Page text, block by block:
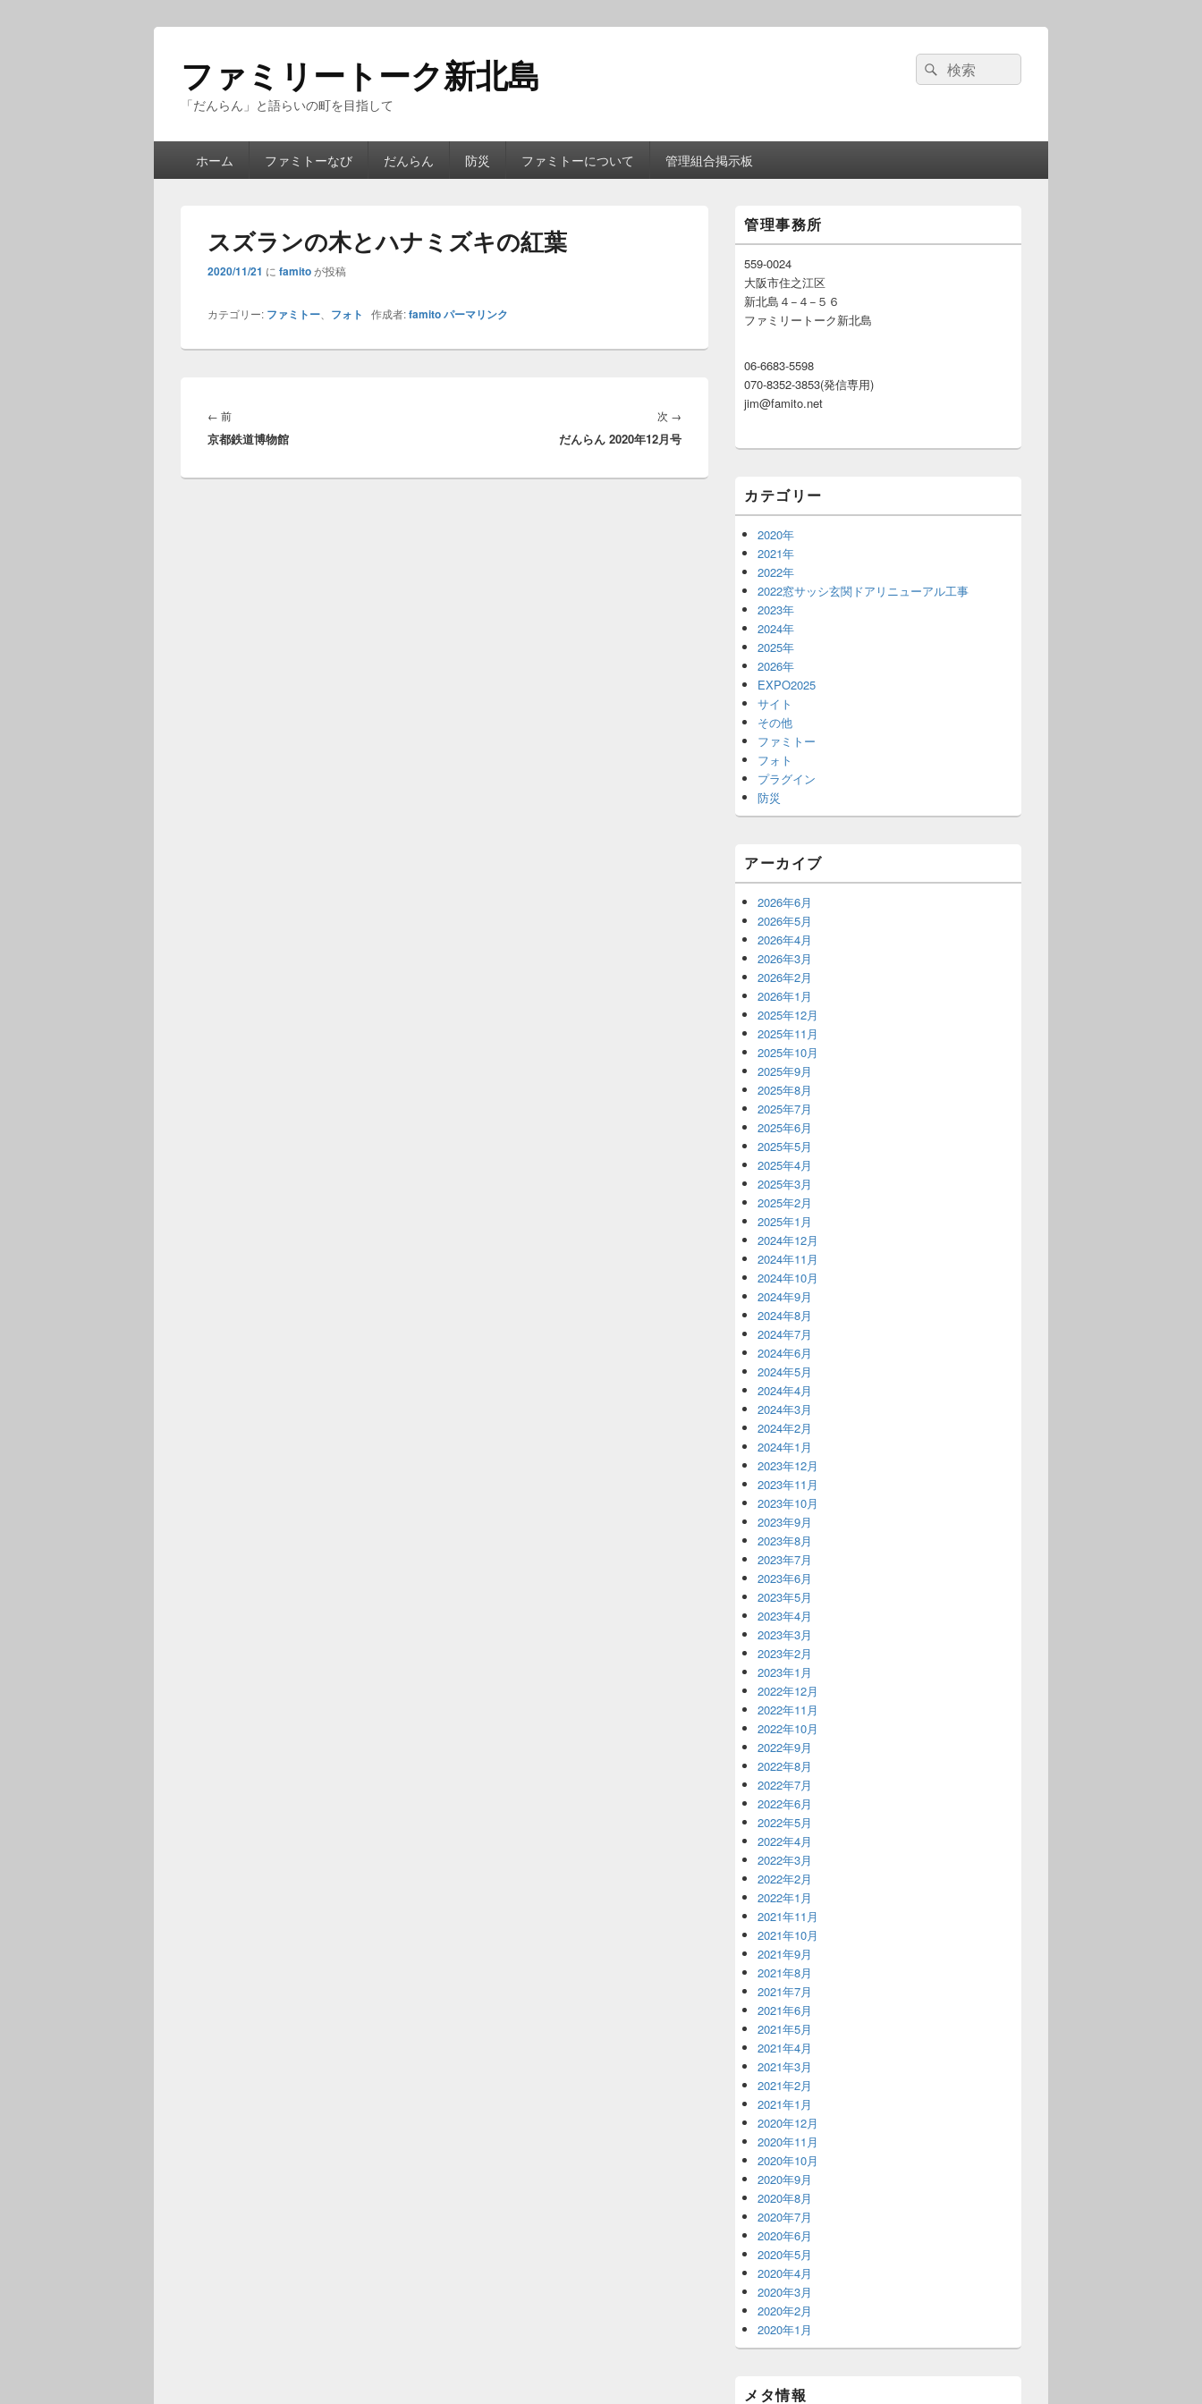
ファミリートーク新北島
「だんらん」と語らいの町を目指して
検
索:
検
索
ホーム ファミトーなび だんらん 防災 ファミトーについて 管理組合掲示板
スズランの木とハナミズキの紅葉
2020/11/21 に famitoが投稿
カテゴリー: ファミトー フォト 作成者:famitoパーマリンク
稿
ナ
ゲ
← 前前
の
稿:
京都鉄道博物館
次 →
の
稿:
だんらん 2020年12月号
イ
ン
サ
イ
ド
バ
ジ
ェ
ッ
リ
管理事務所
559-0024
大阪市住之江区
新北島４−４−５６
ファミリートーク新北島
06-6683-5598
070-8352-3853(発信専用)
jim@famito.net
カテゴリー
2020年
2021年
2022年
2022窓サッシ玄関ドアリニューアル工事
2023年
2024年
2025年
2026年
EXPO2025
サイト
その他
ファミトー
フォト
プラグイン
防災
アーカイブ
2026年6月
2026年5月
2026年4月
2026年3月
2026年2月
2026年1月
2025年12月
2025年11月
2025年10月
2025年9月
2025年8月
2025年7月
2025年6月
2025年5月
2025年4月
2025年3月
2025年2月
2025年1月
2024年12月
2024年11月
2024年10月
2024年9月
2024年8月
2024年7月
2024年6月
2024年5月
2024年4月
2024年3月
2024年2月
2024年1月
2023年12月
2023年11月
2023年10月
2023年9月
2023年8月
2023年7月
2023年6月
2023年5月
2023年4月
2023年3月
2023年2月
2023年1月
2022年12月
2022年11月
2022年10月
2022年9月
2022年8月
2022年7月
2022年6月
2022年5月
2022年4月
2022年3月
2022年2月
2022年1月
2021年11月
2021年10月
2021年9月
2021年8月
2021年7月
2021年6月
2021年5月
2021年4月
2021年3月
2021年2月
2021年1月
2020年12月
2020年11月
2020年10月
2020年9月
2020年8月
2020年7月
2020年6月
2020年5月
2020年4月
2020年3月
2020年2月
2020年1月
メタ情報